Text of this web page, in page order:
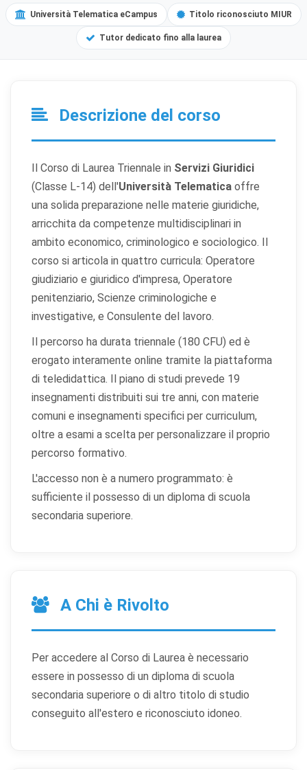
Università Telematica eCampus Titolo riconosciuto MIUR
Tutor dedicato fino alla laurea
Descrizione del corso
Il Corso di Laurea Triennale in Servizi Giuridici
(Classe L-14) dell'Università Telematica offre
una solida preparazione nelle materie giuridiche,
arricchita da competenze multidisciplinari in
ambito economico, criminologico e sociologico. Il
corso si articola in quattro curricula: Operatore
giudiziario e giuridico d'impresa, Operatore
penitenziario, Scienze criminologiche e
investigative, e Consulente del lavoro.
Il percorso ha durata triennale (180 CFU) ed è
erogato interamente online tramite la piattaforma
di teledidattica. Il piano di studi prevede 19
insegnamenti distribuiti sui tre anni, con materie
comuni e insegnamenti specifici per curriculum,
oltre a esami a scelta per personalizzare il proprio
percorso formativo.
L'accesso non è a numero programmato: è
sufficiente il possesso di un diploma di scuola
secondaria superiore.
A Chi è Rivolto
Per accedere al Corso di Laurea è necessario
essere in possesso di un diploma di scuola
secondaria superiore o di altro titolo di studio
conseguito all'estero e riconosciuto idoneo.